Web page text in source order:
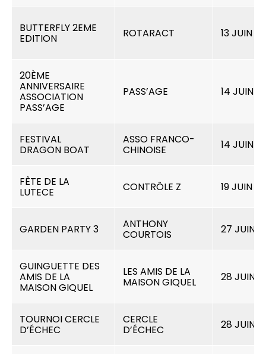
BUTTERFLY 2EME
EDITION ROTARACT 13 JUIN
20ÈME
ANNIVERSAIRE
ASSOCIATION
PASS’AGE
PASS’AGE 14 JUIN
FESTIVAL
DRAGON BOAT
ASSO FRANCO-
CHINOISE 14 JUIN
FÊTE DE LA
LUTECE CONTRÔLE Z 19 JUIN
GARDEN PARTY 3 ANTHONY
COURTOIS 27 JUIN
GUINGUETTE DES
AMIS DE LA
MAISON GIQUEL
LES AMIS DE LA
MAISON GIQUEL 28 JUIN
TOURNOI CERCLE
D’ÉCHEC
CERCLE
D’ÉCHEC 28 JUIN